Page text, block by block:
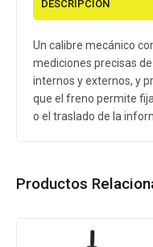
DESCRIPCIÓN
Un calibre mecánico
mediciones precisas
internos y externos, y
que el freno permite
o el traslado de la
Productos